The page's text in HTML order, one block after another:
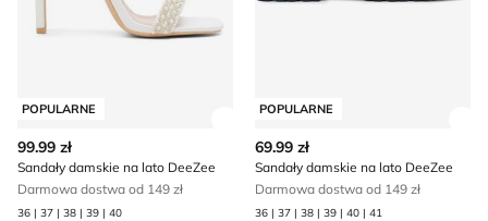
POPULARNE
99.99 zł
Sandały damskie na lato DeeZee
Darmowa dostwa od 149 zł
36 | 37 | 38 | 39 | 40
POPULARNE
69.99 zł
Sandały damskie na lato DeeZee
Darmowa dostwa od 149 zł
36 | 37 | 38 | 39 | 40 | 41